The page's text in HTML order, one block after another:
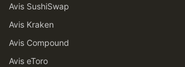
Avis SushiSwap
Avis Kraken
Avis Compound
Avis eToro